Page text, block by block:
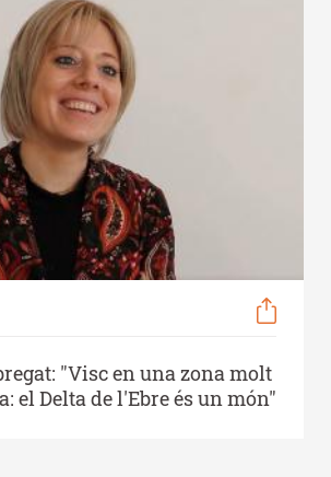
"Visc en una zona molt
el Delta de l'Ebre és un món"